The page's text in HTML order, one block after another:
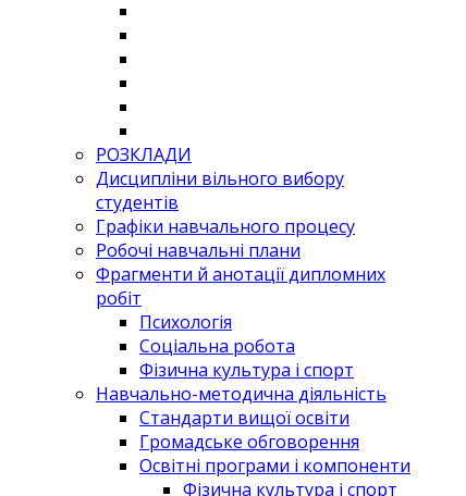
РОЗКЛАДИ
Дисципліни вільного вибору
студентів
Графіки навчального процесу
Робочі навчальні плани
Фрагменти й анотації дипломних
робіт
Психологія
Соціальна робота
Фізична культура і спорт
Навчально-методична діяльність
Стандарти вищої освіти
Громадське обговорення
Освітні програми і компоненти
Фізична культура і спорт